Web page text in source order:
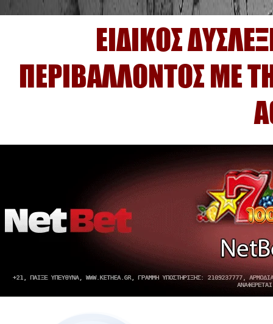
ΕΙΔΙΚΟΣ
ΠΕΡΙΒΑΛΛΟΝΤΟΣ ΜΕ
ΕΔΩ